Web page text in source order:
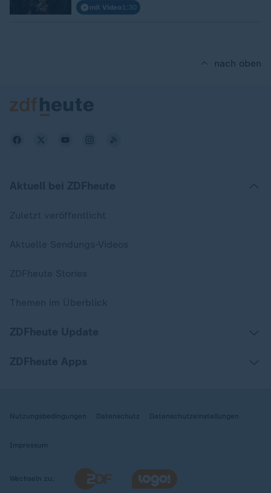
mit Video 1:30
nach oben
Nutzungsbedingungen Datenschutz Datenschutzeinstellungen
Impressum
Wechseln zu: